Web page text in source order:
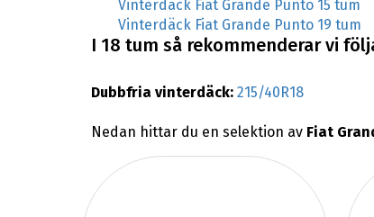
Vinterdäck Fiat Grande Punto 15 tum
Vinterdäck Fiat Grande Punto 19 tum
I 18 tum så rekommenderar vi
Dubbfria vinterdäck: 215/40R18
Nedan hittar du en selektion av Fiat